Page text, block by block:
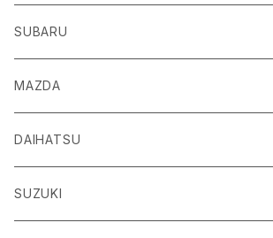
R3/10～ ZN8
ｂＢ
H17/12～H28/8 20系
ｂZ４X
R4/5~ XEAM10/11/15・YEAM15
Ｃ-ＨＲ
H28/12~ 10/50系
ＦＪクルーザー
H23/1～R4/11
ＥＳ
H30/10～
ＧＳ
H24/1～R2/7
ＨＳ
H21/7～H30/3
ＩＳ
ＡＤ
H18/12～ Y12
ＧＴ－Ｒ
H19/12～ R35
ＮＴ１００クリッパートラック
H25/12～ DR16T
ＮV１００クリッパーバン/リオ
SUBARU
ＢＲＺ
H24/3～R3/8 ZC6
R3/8～ ZD8
ＷＲＸ Ｓ４/ＳＴＩ
H26/8～R3/3 VA系
ＸＶ/ＸＶハイブリット
MAZDA
ＣＸ－３
H27/2～ DK系
ＣＸ－５
DAIHATSU
アトレー
SUZUKI